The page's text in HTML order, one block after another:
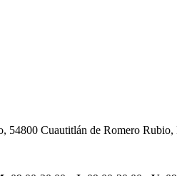
54800 Cuautitlán de Romero